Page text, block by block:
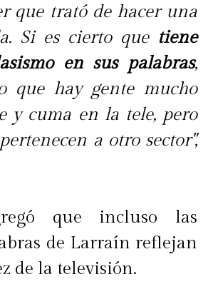
de la exposición
que trató de hacer una
Si es cierto quetiene
en sus palabras,
que hay gente mucho
y cuma en la tele, pero
a otro sector",
que incluso las
de Larraín reflejan
de la televisión.